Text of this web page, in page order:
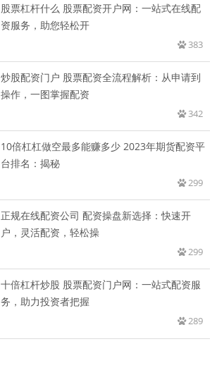
股票杠杆什么 股票配资开户网：一站式在线配
资服务，助您轻松开
383
炒股配资门户 股票配资全流程解析：从申请到
操作，一图掌握配资
342
10倍杠杠做空最多能赚多少 2023年期货配资平
台排名：揭秘
299
正规在线配资公司 配资操盘新选择：快速开
户，灵活配资，轻松操
299
十倍杠杆炒股 股票配资门户网：一站式配资服
务，助力投资者把握
289